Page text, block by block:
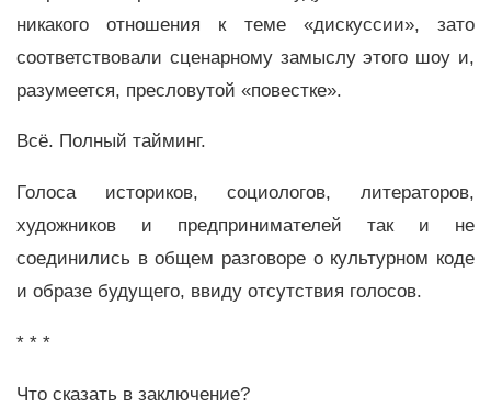
никакого отношения к теме «дискуссии», зато
соответствовали сценарному замыслу этого шоу и,
разумеется, пресловутой «повестке».
Всё. Полный тайминг.
Голоса историков, социологов, литераторов,
художников и предпринимателей так и не
соединились в общем разговоре о культурном коде
и образе будущего, ввиду отсутствия голосов.
* * *
Что сказать в заключение?